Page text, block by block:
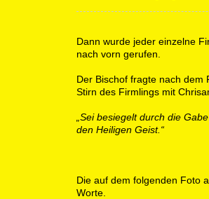
Dann wurde jeder einzelne
nach vorn gerufen.
Der Bischof fragte nach dem
Stirn des Firmlings mit
„Sei besiegelt durch die
den Heiligen Geist.“
Die auf dem folgenden Foto
Worte.